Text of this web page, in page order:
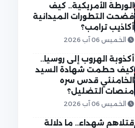
الورطة الأمريكية.. كيف
فضحت التطورات الميدانية
أكاذيب ترامب؟
الخميس 06 آب 2026
أكذوبة الهروب إلى روسيا..
كيف حطمت شهادة السيد
الخامنئي قدس سره
منصات التضليل؟
الخميس 06 آب 2026
قتلاهم شهداء.. ما دلالة